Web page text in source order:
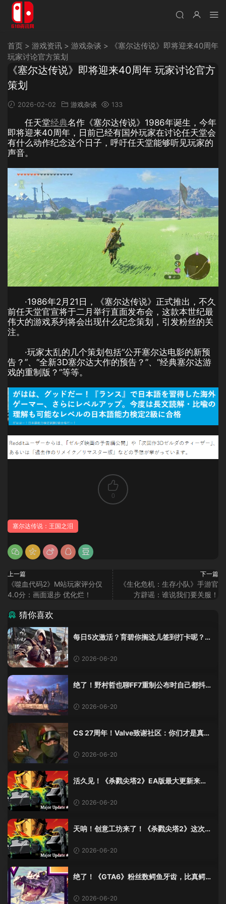
首页 > 游戏资讯 > 游戏杂谈 >
《塞尔达传说》即将迎来40周年
玩家讨论官方策划
《塞尔达传说》即将迎来40周年 玩家讨论官方
策划
2026-02-02 游戏杂谈 133
任天堂经典名作《塞尔达传说》1986年诞生，今年
即将迎来40周年，日前已经有国外玩家在讨论任天堂会
有什么动作纪念这个日子，呼吁任天堂能够听见玩家的
声音。
·1986年2月21日，《塞尔达传说》正式推出，不久
前任天堂官宣将于二月举行直面发布会，这款本世纪最
伟大的游戏系列将会出现什么纪念策划，引发粉丝的关
注。
·玩家太乱的几个策划包括“公开塞尔达电影的新预
告？”、“全新3D塞尔达大作的预告？”、“经典塞尔达游
戏的重制版？”等等。
0
塞尔达传说：王国之泪
上一篇
《噬血代码2》M站玩家评分仅
4.0分：画面退步 优化烂！
下一篇
《生化危机：生存小队》手游官
方辟谣：谁说我们要关服！
猜你喜欢
每日5次激活？育碧你搁这儿签到打卡呢？
2026-06-20
绝了！野村哲也聊FF7重制公布时自己都抖
2026-06-20
CS 27周年！Valve致谢社区：你们才是真传
2026-06-20
活久见！《杀戮尖塔2》EA版最大更新来
2026-06-20
天呐！创意工坊来了！《杀戮尖塔2》这次更
2026-06-20
绝了！《GTA6》粉丝数鳄鱼牙齿，比真鳄鱼
2026-06-20